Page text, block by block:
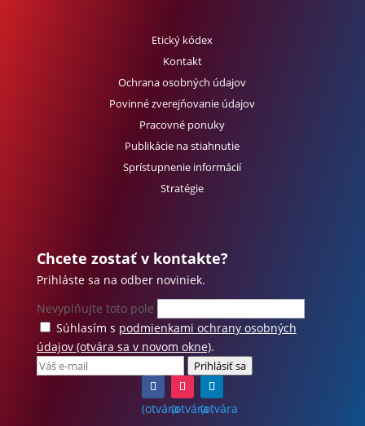
Etický kódex
Kontakt
Ochrana osobných údajov
Povinné zverejňovanie údajov
Pracovné ponuky
Publikácie na stiahnutie
Sprístupnenie informácií
Stratégie
Chcete zostať v kontakte?
Prihláste sa na odber noviniek.
Nevyplňujte toto pole
Súhlasím s podmienkami ochrany osobných
údajov(otvára sa v novom okne).
Prihlásiť sa
(otvára(otvára(otvára